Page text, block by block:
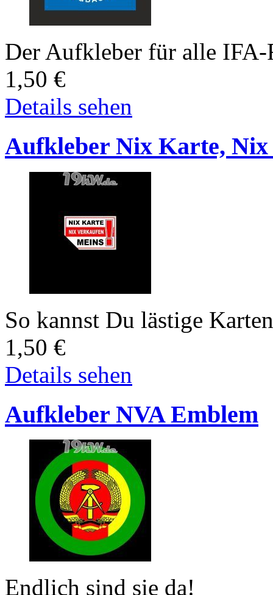
Der Aufkleber für alle IFA-
1,50 €
Details sehen
Aufkleber Nix Karte, Nix
So kannst Du lästige
1,50 €
Details sehen
Aufkleber NVA Emblem
Endlich sind sie da!